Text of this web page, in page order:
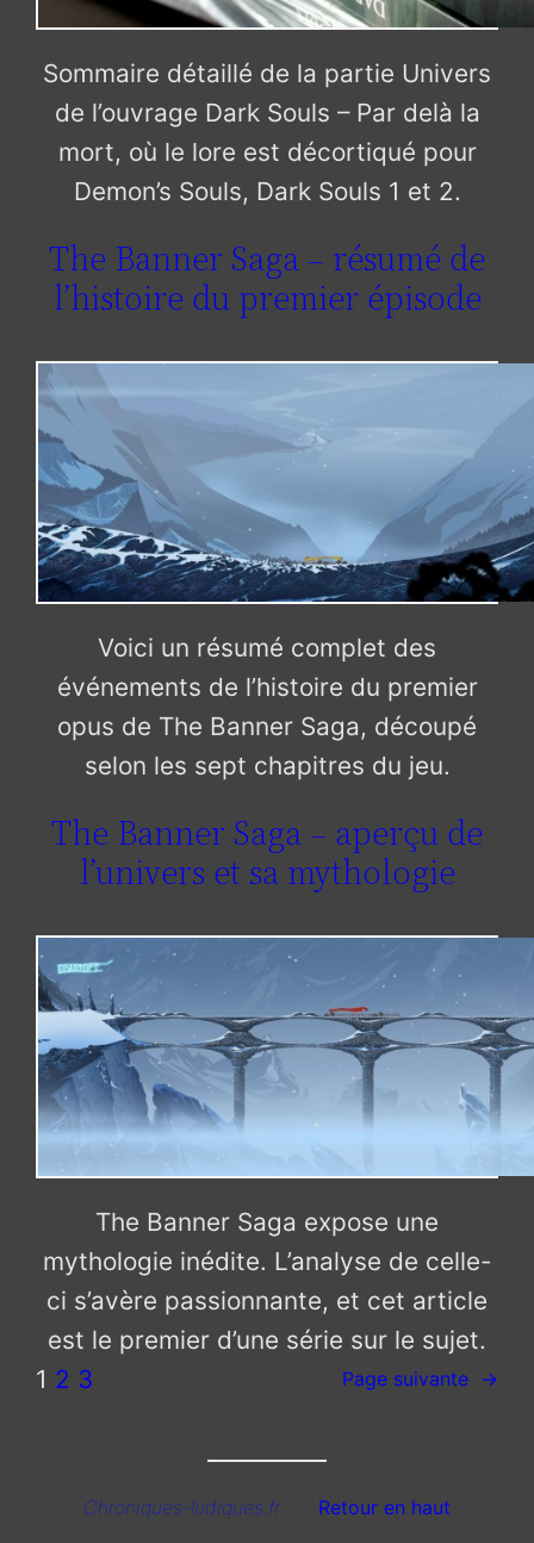
Sommaire détaillé de la partie Univers
de l’ouvrage Dark Souls – Par delà la
mort, où le lore est décortiqué pour
Demon’s Souls, Dark Souls 1 et 2.
The Banner Saga – résumé de
l’histoire du premier épisode
Voici un résumé complet des
événements de l’histoire du premier
opus de The Banner Saga, découpé
selon les sept chapitres du jeu.
The Banner Saga – aperçu de
l’univers et sa mythologie
The Banner Saga expose une
mythologie inédite. L’analyse de celle-
ci s’avère passionnante, et cet article
est le premier d’une série sur le sujet.
1 2 3 Page suivante →
Chroniques-ludiques.fr Retour en haut